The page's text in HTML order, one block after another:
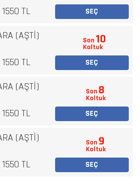
1550 TL SEÇ
(AŞTİ) Son 10
Koltuk
1550 TL SEÇ
(AŞTİ) Son 8
Koltuk
1550 TL SEÇ
(AŞTİ) Son 9
Koltuk
1550 TL SEÇ